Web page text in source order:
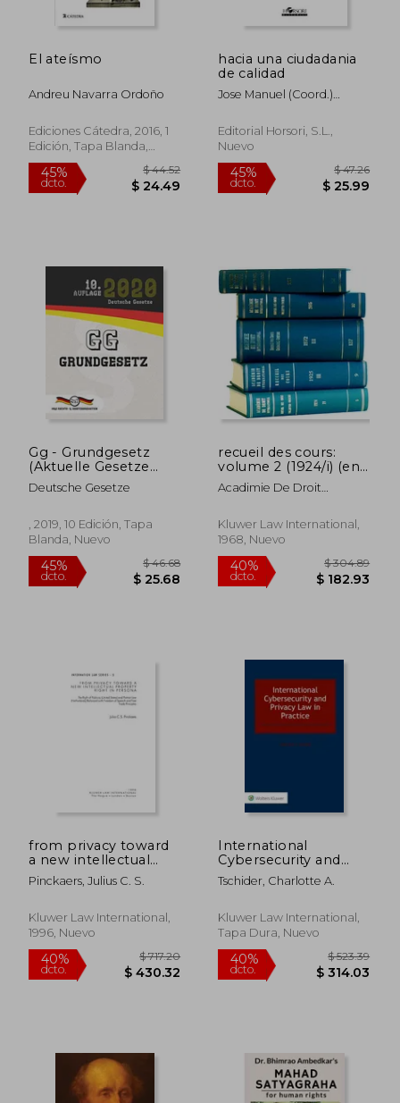
45%
$ 30.22 dcto.
45% 40%
dcto.
El ateísmo
Andreu Navarra Ordoño
Ediciones Cátedra, 2016, 1
Edición, Tapa Blanda,
Nuevo
hacia una ciudadania
de calidad
Jose Manuel (coord.)
Editorial Horsori, S.l.,
Nuevo
Gg - Grundgesetz
(Aktuelle Gesetze
2020) (en Alemán)
Deutsche Gesetze
, 2019, 10 Edición, Tapa
Blanda, Nuevo
recueil des cours:
volume 2 (1924/i) (en
Inglés)
Acadimie De Droit
Kluwer Law International,
1968, Nuevo
from privacy toward
a new intellectual
prop right in persona
(en Inglés)
Pinckaers, Julius C. S.
Kluwer Law International,
1996, Nuevo
International
Cybersecurity and
Privacy Law in
Practice (en Inglés)
Tschider, Charlotte A.
Kluwer Law International,
Tapa Dura, Nuevo